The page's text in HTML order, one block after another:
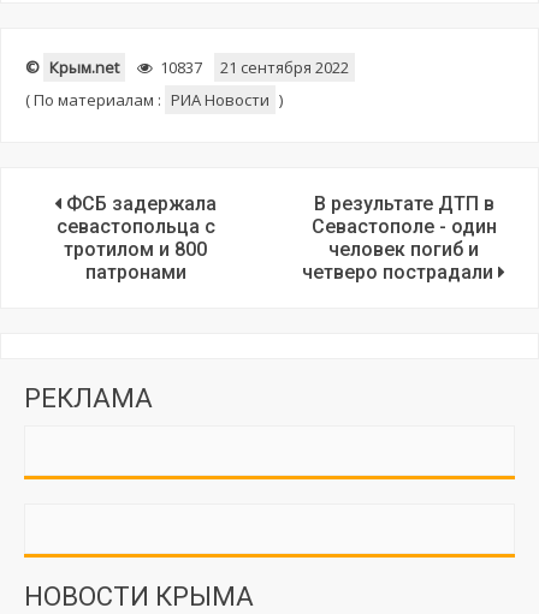
© Крым.net 10837
21 сентября 2022
(По материалам : РИА Новости )
ФСБ задержала
севастопольца с
тротилом и 800
патронами
В результате ДТП в
Севастополе - один
человек погиб и
четверо пострадали
РЕКЛАМА
НОВОСТИ КРЫМА